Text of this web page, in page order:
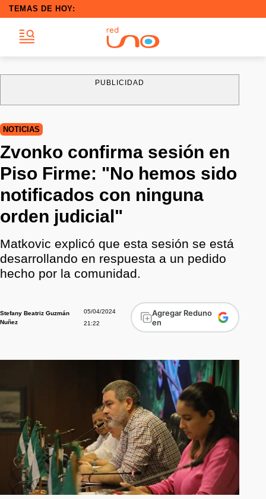
TEMAS DE HOY:
PUBLICIDAD
NOTICIAS
Zvonko confirma sesión en
Piso Firme: "No hemos sido
notificados con ninguna
orden judicial"
Matkovic explicó que esta sesión se está
desarrollando en respuesta a un pedido
hecho por la comunidad.
Stefany Beatriz Guzmán
Nuñez
05/04/2024
21:22
Agregar Reduno
en